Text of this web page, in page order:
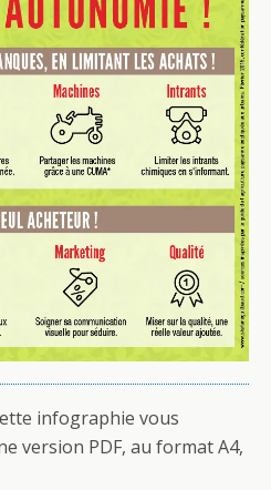
infographie vous
version PDF, au format A4,